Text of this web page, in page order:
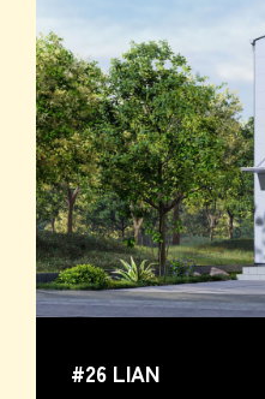
#26 LIAN